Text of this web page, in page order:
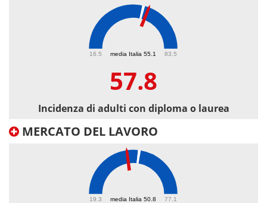
media Italia 55.1
16.5 83.5
57.8
Incidenza di adulti con diploma o laurea
MERCATO DEL LAVORO
media Italia 50.8
19.3 77.1